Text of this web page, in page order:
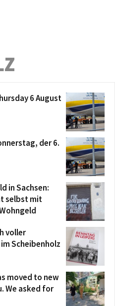
6 August
der 6.
in Sachsen:
selbst mit
voller
Scheibenholz
moved to new
We asked for